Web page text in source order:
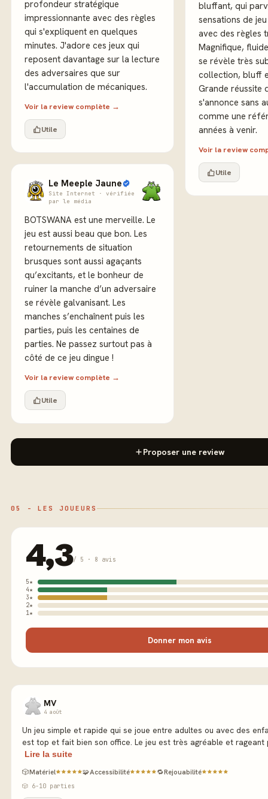
profondeur stratégique
impressionnante avec des règles
qui s'expliquent en quelques
minutes. J'adore ces jeux qui
reposent davantage sur la lecture
des adversaires que sur
l'accumulation de mécaniques.
Voir la review complète →
Utile
Le Meeple Jaune
Site Internet · vérifiée
par le média
BOTSWANA est une merveille. Le
jeu est aussi beau que bon. Les
retournements de situation
brusques sont aussi agaçants
qu’excitants, et le bonheur de
ruiner la manche d’un adversaire
se révèle galvanisant. Les
manches s’enchaînent puis les
parties, puis les centaines de
parties. Ne passez surtout pas à
côté de ce jeu dingue !
Voir la review complète →
Utile
bluffant, qui
sensations de
avec des règles
Magnifique,
se révèle très
collection, bluff
Grande réussite
s'annonce sans
comme une
années à venir.
Voir la review
Utile
Proposer une review
05 - LES JOUEURS
4,3/ 5 · 8 avis
5★
4★
3★
2★
1★
Donner mon avis
MV
4 août
Un jeu simple et rapide qui se joue entre adultes ou avec des
est top et fait bien son office. Le jeu est très agréable et rageant
Lire la suite
🎲Matériel 🧩Accessibilité 🔁Rejouabilité
🎲 6-10 parties